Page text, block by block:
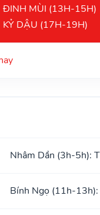
ĐINH MÙI (13H-15H)
KỶ DẬU (17H-19H)
Nhâm Dần (3h-5h):
Bính Ngọ (11h-13h):